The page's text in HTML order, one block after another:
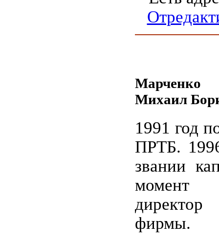
Марченко
Михаил
1991 год
ПРТБ.
звании
момент
фирмы.